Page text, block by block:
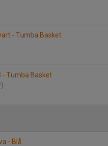
- Tumba Basket
- Tumba Basket
- Blå